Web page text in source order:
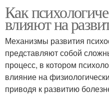
Как
влияют на
Механизмы развития
представляют собой
процесс, в котором
влияние на
приводя к развитию